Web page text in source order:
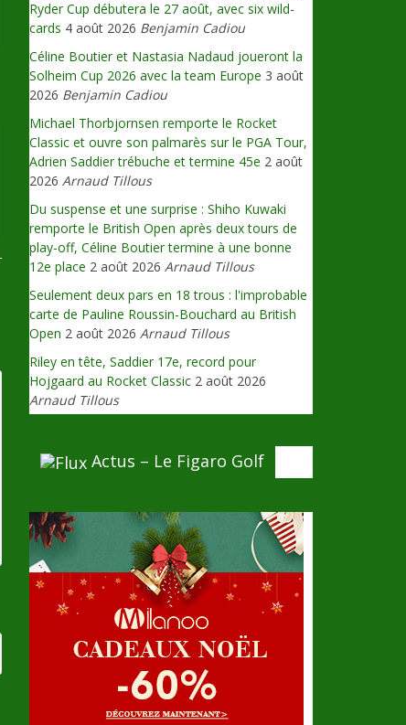
Ryder Cup débutera le 27 août, avec six wild-
cards 4 août 2026 Benjamin Cadiou
Céline Boutier et Nastasia Nadaud joueront la
Solheim Cup 2026 avec la team Europe 3 août
2026 Benjamin Cadiou
Michael Thorbjornsen remporte le Rocket
Classic et ouvre son palmarès sur le PGA Tour,
Adrien Saddier trébuche et termine 45e 2 août
2026 Arnaud Tillous
Du suspense et une surprise : Shiho Kuwaki
remporte le British Open après deux tours de
play-off, Céline Boutier termine à une bonne
12e place 2 août 2026 Arnaud Tillous
Seulement deux pars en 18 trous : l'improbable
carte de Pauline Roussin-Bouchard au British
Open 2 août 2026 Arnaud Tillous
Riley en tête, Saddier 17e, record pour
Hojgaard au Rocket Classic 2 août 2026
Arnaud Tillous
Actus – Le Figaro Golf